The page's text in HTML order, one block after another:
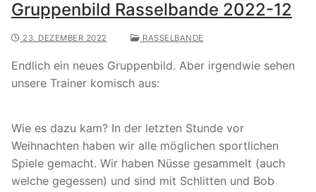
Gruppenbild Rasselbande 2022-12
23. DEZEMBER 2022 RASSELBANDE
Endlich ein neues Gruppenbild. Aber irgendwie sehen
unsere Trainer komisch aus:
Wie es dazu kam? In der letzten Stunde vor
Weihnachten haben wir alle möglichen sportlichen
Spiele gemacht. Wir haben Nüsse gesammelt (auch
welche gegessen) und sind mit Schlitten und Bob